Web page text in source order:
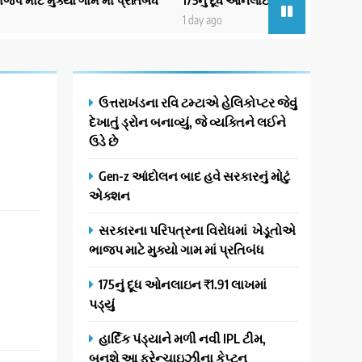
ઉત્તરાખંડના રવિ ટમ્ટાએ હેલિકોપ્ટર જેવું
દેખાતું ડ્રોન બનાવ્યું, જે વ્યક્તિને લઈને
ઉડે છે
Gen-z આંદોલન બાદ હવે સરકારનું મોટું
એક્શન
સરકારના પરિપત્રના વિરોધમાં ખેડૂતોએ
ભાજપ માટે મુક્યો ગામ માં પ્રતિબંધ
175નું દૂધ ઓનલાઇન ₹1.91 લાખમાં
પડ્યું
હાર્દિક પંડ્યાને મળી નવી IPL ટીમ,
બનશે આ ફ્રેન્ચાઇઝીના કેપ્ટન